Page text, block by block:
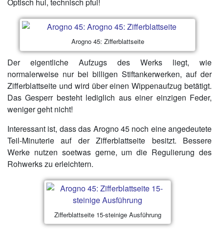
Optisch hui, technisch pfui!
Arogno 45: Zifferblattseite
Der eigentliche Aufzugs des Werks liegt, wie
normalerweise nur bei billigen Stiftankerwerken, auf der
Zifferblattseite und wird über einen Wippenaufzug betätigt.
Das Gesperr besteht lediglich aus einer einzigen Feder,
weniger geht nicht!
Interessant ist, dass das Arogno 45 noch eine angedeutete
Teil-Minuterie auf der Zifferblattseite besitzt. Bessere
Werke nutzen soetwas gerne, um die Regulierung des
Rohwerks zu erleichtern.
Zifferblattseite 15-steinige Ausführung